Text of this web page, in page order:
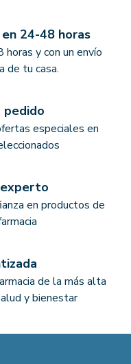
24-48 horas
y con un envío
de tu casa.
pedido
especiales en
en productos de
de la más alta
y bienestar